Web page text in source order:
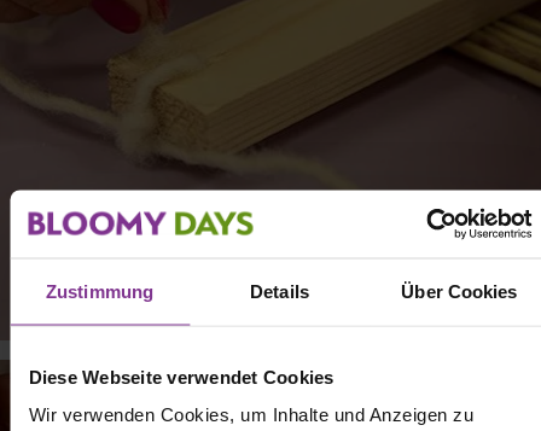
Zustimmung Details Über Cookies
Diese Webseite verwendet Cookies
Wir verwenden Cookies, um Inhalte und Anzeigen zu